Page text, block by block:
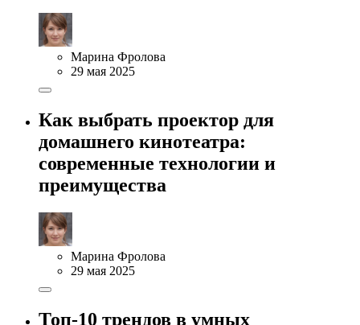
Марина Фролова
29 мая 2025
Как выбрать проектор для
домашнего кинотеатра:
современные технологии и
преимущества
Марина Фролова
29 мая 2025
Топ-10 трендов в умных